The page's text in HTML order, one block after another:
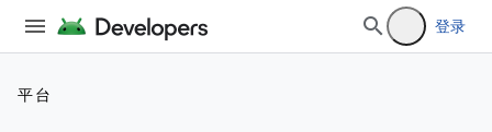
登录
平台